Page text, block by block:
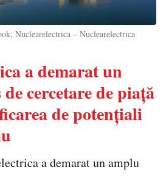
Nuclearelectrica – Nuclearelectrica
a demarat un
cercetare de piață
de potențiali
a demarat un amplu